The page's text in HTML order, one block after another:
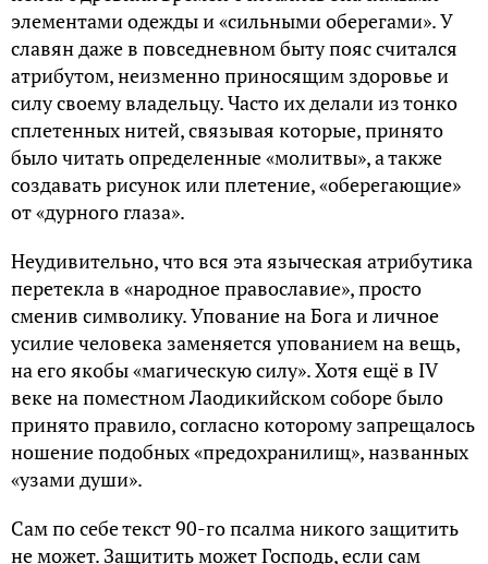
элементами одежды и «сильными оберегами». У
славян даже в повседневном быту пояс считался
атрибутом, неизменно приносящим здоровье и
силу своему владельцу. Часто их делали из тонко
сплетенных нитей, связывая которые, принято
было читать определенные «молитвы», а также
создавать рисунок или плетение, «оберегающие»
от «дурного глаза».
Неудивительно, что вся эта языческая атрибутика
перетекла в «народное православие», просто
сменив символику. Упование на Бога и личное
усилие человека заменяется упованием на вещь,
на его якобы «магическую силу». Хотя ещё в IV
веке на поместном Лаодикийском соборе было
принято правило, согласно которому запрещалось
ношение подобных «предохранилищ», названных
«узами души».
Сам по себе текст 90-го псалма никого защитить
не может. Защитить может Господь, если сам